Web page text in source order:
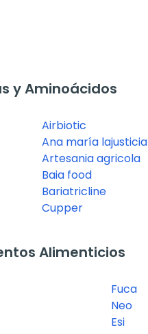
y Aminoácidos
Airbiotic
Ana maría lajusticia
Artesania agricola
Baia food
Bariatricline
Cupper
Alimenticios
Fuca
Neo
Esi